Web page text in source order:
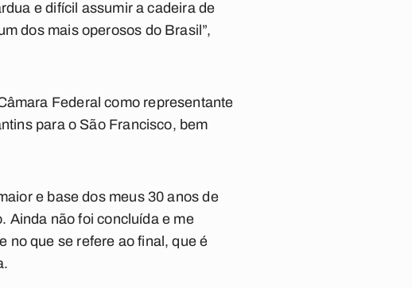
e difícil assumir a cadeira de
dos mais operosos do Brasil”,
Federal como representante
para o São Francisco, bem
e base dos meus 30 anos de
Ainda não foi concluída e me
no que se refere ao final, que é